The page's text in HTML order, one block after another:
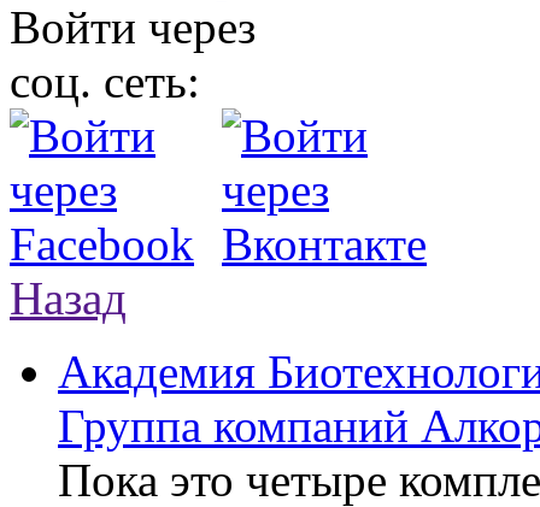
Войти через
соц. сеть:
Назад
Академия
Группа компаний
Пока это четыре